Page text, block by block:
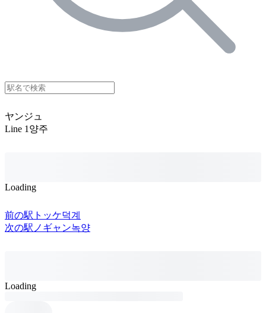
ヤンジュ
Line 1 양주
Loading
前の駅 トッケ덕계
次の駅 ノギャン녹양
Loading